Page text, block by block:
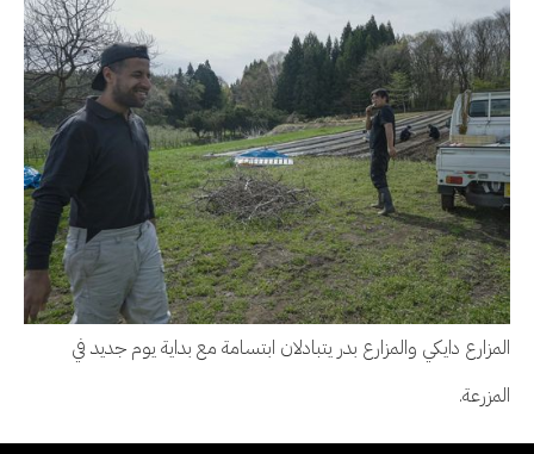
المزارع دايكي والمزارع بدر يتبادلان ابتسامة مع بداية يوم جديد في
المزرعة.